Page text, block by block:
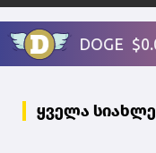
ყველა სიახლე